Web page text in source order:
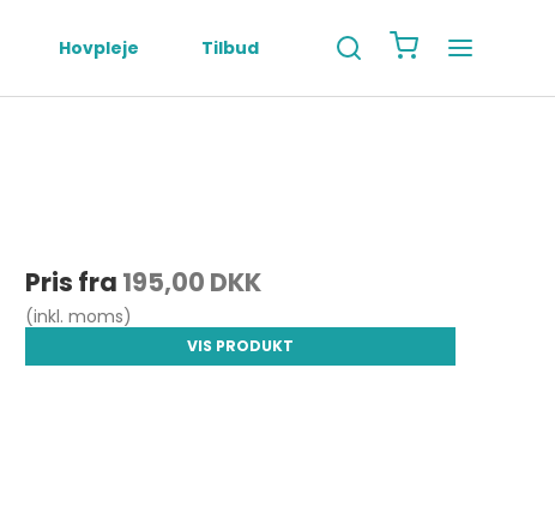
Hovpleje Tilbud
Pris fra 195,00 DKK
(inkl. moms)
VIS PRODUKT